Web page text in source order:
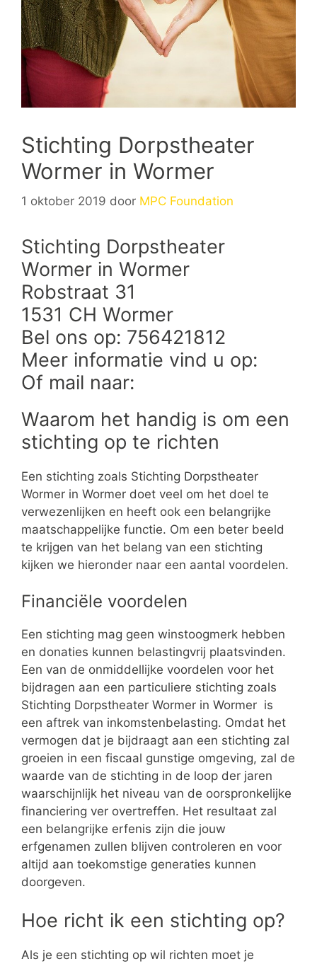
Stichting Dorpstheater
Wormer in Wormer
1 oktober 2019 door MPC Foundation
Stichting Dorpstheater
Wormer in Wormer
Robstraat 31
1531 CH Wormer
Bel ons op: 756421812
Meer informatie vind u op:
Of mail naar:
Waarom het handig is om een
stichting op te richten
Een stichting zoals Stichting Dorpstheater
Wormer in Wormer doet veel om het doel te
verwezenlijken en heeft ook een belangrijke
maatschappelijke functie. Om een beter beeld
te krijgen van het belang van een stichting
kijken we hieronder naar een aantal voordelen.
Financiële voordelen
Een stichting mag geen winstoogmerk hebben
en donaties kunnen belastingvrij plaatsvinden.
Een van de onmiddellijke voordelen voor het
bijdragen aan een particuliere stichting zoals
Stichting Dorpstheater Wormer in Wormer is
een aftrek van inkomstenbelasting. Omdat het
vermogen dat je bijdraagt aan een stichting zal
groeien in een fiscaal gunstige omgeving, zal de
waarde van de stichting in de loop der jaren
waarschijnlijk het niveau van de oorspronkelijke
financiering ver overtreffen. Het resultaat zal
een belangrijke erfenis zijn die jouw
erfgenamen zullen blijven controleren en voor
altijd aan toekomstige generaties kunnen
doorgeven.
Hoe richt ik een stichting op?
Als je een stichting op wil richten moet je